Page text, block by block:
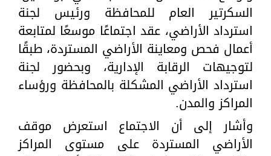
السكرتير العام للمحافظة ورئيس لجنة
استرداد الأراضي، عقد اجتماعًا موسعًا لمتابعة
أعمال فحص ومعاينة الأراضي المستردة، طبقًا
لتوجيهات الرقابة الإدارية، وبحضور لجنة
استرداد الأراضي المشكلة بالمحافظة ورؤساء
المراكز والمدن.
وأشار إلى أن الاجتماع استعرض موقف
الأراضي المستردة على مستوى المراكز